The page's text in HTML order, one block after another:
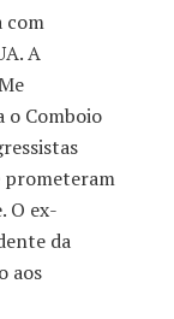
com
A
o Comboio
prometeram
O ex-
da
aos